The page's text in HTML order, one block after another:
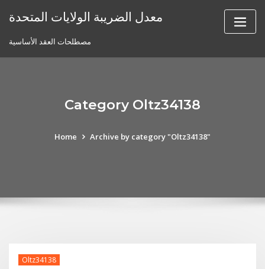
معدل الضريبة الولايات المتحدة
مصطلحات العقد الأساسية
Category Oltz34138
Home Archive by category "Oltz34138"
Oltz34138